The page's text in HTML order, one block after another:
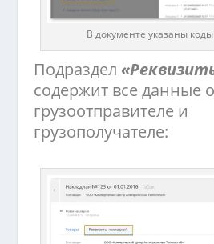
В документе указаны
Подраздел
содержит все данные
грузоотправителе и
грузополучателе: